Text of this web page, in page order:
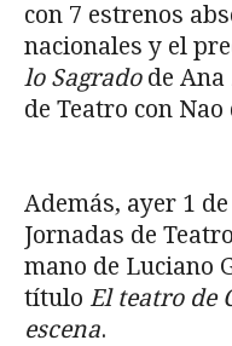
con 7 estrenos
nacionales y el
lo Sagrado de
de Teatro con Nao
Además, ayer 1
Jornadas de
mano de Luciano
título El teatro de
escena.